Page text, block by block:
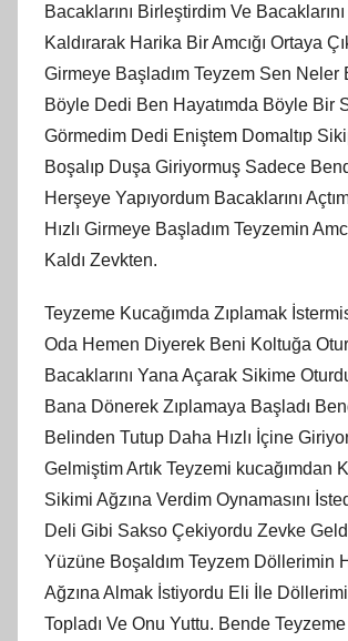
Bacaklarını Birleştirdim Ve
Kaldırarak Harika Bir Amcığı Ortaya
Girmeye Başladım Teyzem Sen Neler
Böyle Dedi Ben Hayatımda Böyle Bir
Görmedim Dedi Eniştem Domaltıp
Boşalıp Duşa Giriyormuş Sadece
Herşeye Yapıyordum Bacaklarını
Hızlı Girmeye Başladım Teyzemin
Kaldı Zevkten.
Teyzeme Kucağımda Zıplamak
Oda Hemen Diyerek Beni Koltuğa
Bacaklarını Yana Açarak Sikime
Bana Dönerek Zıplamaya Başladı
Belinden Tutup Daha Hızlı İçine
Gelmiştim Artık Teyzemi kucağımdan
Sikimi Ağzına Verdim Oynamasını
Deli Gibi Sakso Çekiyordu Zevke
Yüzüne Boşaldım Teyzem Döllerimin
Ağzına Almak İstiyordu Eli İle Döllerimi
Topladı Ve Onu Yuttu. Bende